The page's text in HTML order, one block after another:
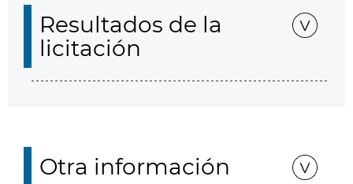
Resultados de la
licitación
Otra información